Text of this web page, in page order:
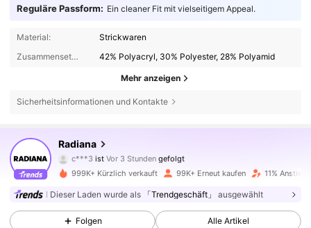
Reguläre Passform: Ein cleaner Fit mit vielseitigem Appeal.
Material:
Strickwaren
Zusammensetzung:
42% Polyacryl, 30% Polyester, 28% Polyamid
Mehr anzeigen
Sicherheitsinformationen und Kontakte
Radiana
e***cist am Durchsuchen
4,76
198K Follower
4,76 198K Follower
999K+ Kürzlich verkauft 99K+ Erneut kaufen 11% Anstieg
Dieser Laden wurde als 「Trendgeschäft」 ausgewählt
Folgen Alle Artikel